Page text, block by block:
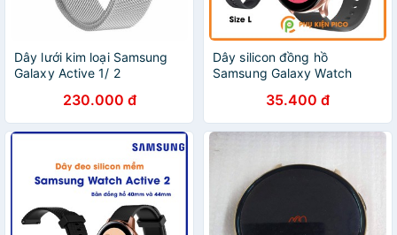
Dây lưới kim loại Samsung
Galaxy Active 1/ 2
230.000 đ
Dây silicon đồng hồ
Samsung Galaxy Watch
35.400 đ